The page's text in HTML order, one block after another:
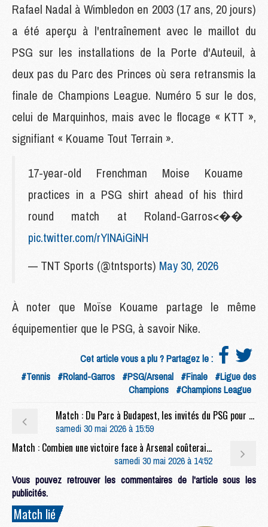
Rafael Nadal à Wimbledon en 2003 (17 ans, 20 jours)
a été aperçu à l'entraînement avec le maillot du
PSG sur les installations de la Porte d'Auteuil, à
deux pas du Parc des Princes où sera retransmis la
finale de Champions League. Numéro 5 sur le dos,
celui de Marquinhos, mais avec le flocage « KTT »,
signifiant « Kouame Tout Terrain ».
17-year-old Frenchman Moise Kouame
practices in a PSG shirt ahead of his third
round match at Roland-Garros<��
pic.twitter.com/rYINAiGiNH
— TNT Sports (@tntsports) May 30, 2026
À noter que Moïse Kouame partage le même
équipementier que le PSG, à savoir Nike.
Cet article vous a plu ? Partagez le :
#Tennis #Roland-Garros #PSG/Arsenal #Finale #Ligue des
Champions #Champions League
Match : Du Parc à Budapest, les invités du PSG pour la finale face à Arsenal
samedi 30 mai 2026 à 15:59
Match : Combien une victoire face à Arsenal coûterait au PSG en primes ?
samedi 30 mai 2026 à 14:52
Vous pouvez retrouver les commentaires de l'article sous les
publicités.
Match lié